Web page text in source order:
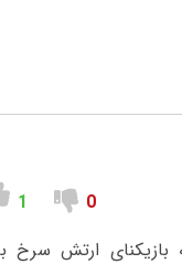
0
1
ارتش سرخ